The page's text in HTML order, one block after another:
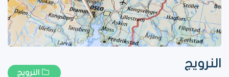
النرويج
النرويج